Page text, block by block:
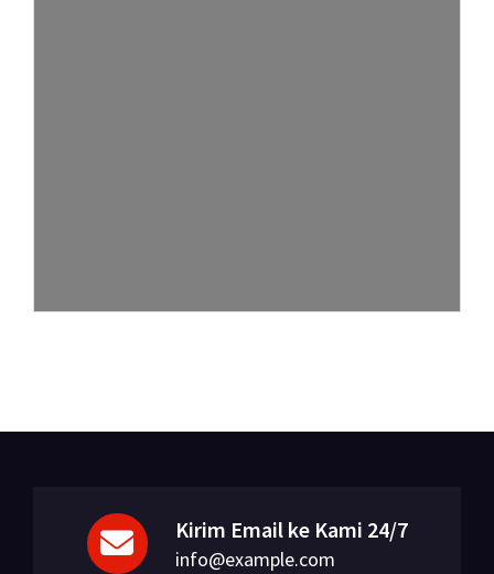
Kirim Email ke Kami 24/7
info@example.com